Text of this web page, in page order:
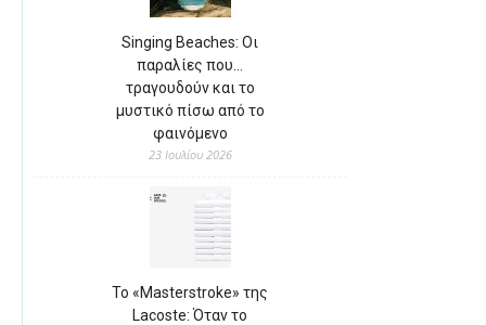
Singing Beaches: Οι
παραλίες που…
τραγουδούν και το
μυστικό πίσω από το
φαινόμενο
23 Ιουλίου 2026
Το «Masterstroke» της
Lacoste: Όταν το